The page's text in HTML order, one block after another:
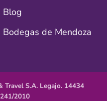
Blog
Bodegas de Mendoza
Travel S.A. Legajo. 14434
2010